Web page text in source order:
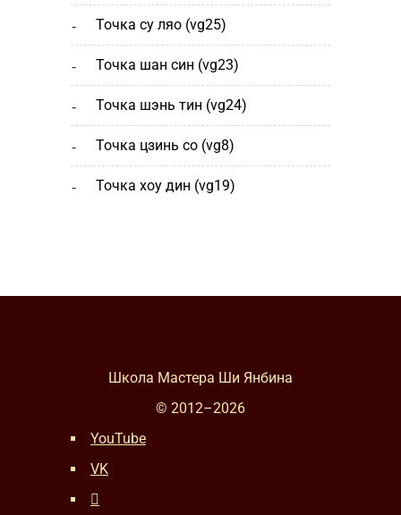
точка су ляо (vg25)
точка шан cин (vg23)
точка шэнь тин (vg24)
точка цзинь со (vg8)
точка хоу дин (vg19)
Школа Мастера Ши Янбина
© 2012–2026
YouTube
VK